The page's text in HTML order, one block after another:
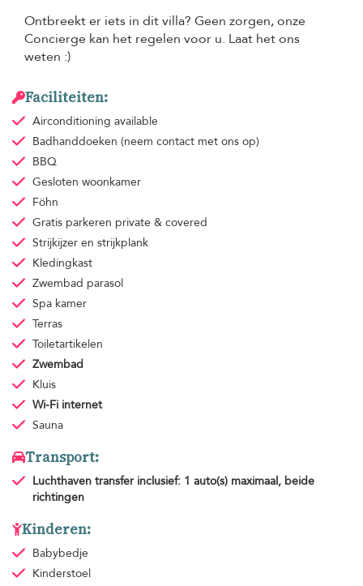
Ontbreekt er iets in dit villa? Geen zorgen, onze
Concierge kan het regelen voor u. Laat het ons
weten :)
Faciliteiten:
Airconditioning available
Badhanddoeken (neem contact met ons op)
BBQ
Gesloten woonkamer
Föhn
Gratis parkeren private & covered
Strijkijzer en strijkplank
Kledingkast
Zwembad parasol
Spa kamer
Terras
Toiletartikelen
Zwembad
Kluis
Wi-Fi internet
Sauna
Transport:
Luchthaven transfer inclusief: 1 auto(s) maximaal, beide
richtingen
Kinderen:
Babybedje
Kinderstoel